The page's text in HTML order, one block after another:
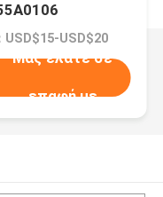
Liugong
USD$15-USD$20
Μας ελάτε σε
επαφή με